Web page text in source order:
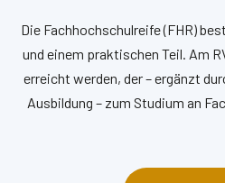
Die Fachhochschulreife (FHR)
und einem praktischen Teil. Am
erreicht werden, der – ergänzt
Ausbildung – zum Studium an